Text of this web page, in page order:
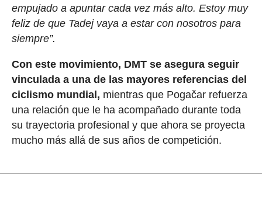
empujado a apuntar cada vez más alto. Estoy muy
feliz de que Tadej vaya a estar con nosotros para
siempre”.
Con este movimiento, DMT se asegura seguir
vinculada a una de las mayores referencias del
ciclismo mundial, mientras que Pogačar refuerza
una relación que le ha acompañado durante toda
su trayectoria profesional y que ahora se proyecta
mucho más allá de sus años de competición.